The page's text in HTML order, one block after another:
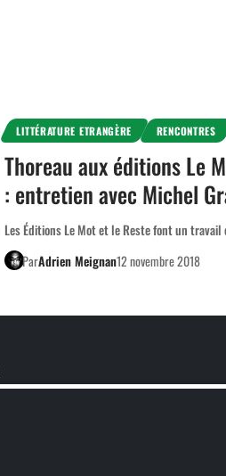
LITTÉRATURE ETRANGÈRE RENCONTRES
Thoreau aux éditions Le
: entretien avec Michel
Les Éditions Le Mot et le Reste font un
ParAdrien Meignan12 novembre 2018